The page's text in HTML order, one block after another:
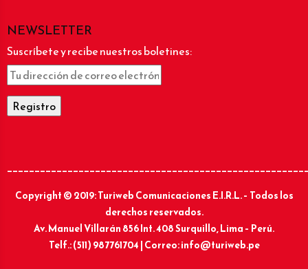
NEWSLETTER
Suscríbete y recibe nuestros boletines:
Copyright © 2019: Turiweb Comunicaciones E.I.R.L. – Todos los
derechos reservados.
Av. Manuel Villarán 856 Int. 408 Surquillo, Lima – Perú.
Telf.: (511) 987761704 | Correo: info@turiweb.pe